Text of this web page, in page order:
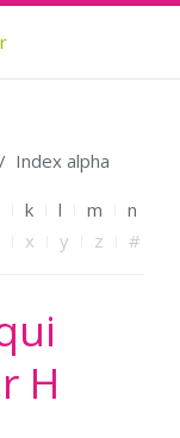
Index alpha
k l m
n
x y z #
H